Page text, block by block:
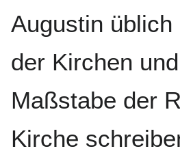
Augustin
der Kirchen
Maßstabe der
Kirche